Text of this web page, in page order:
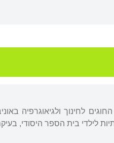
לחינוך ולגיאוגרפיה
לילדי בית הספר היסודי,